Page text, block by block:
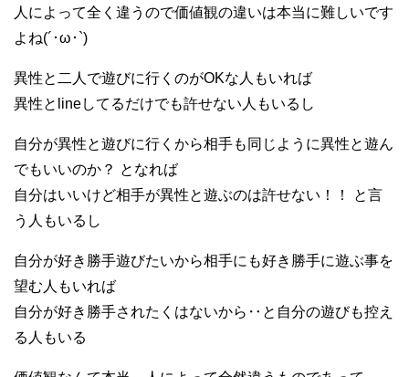
人によって全く違うので価値観の違いは本当に難しいです
よね(´･ω･`)
異性と二人で遊びに行くのがOKな人もいれば
異性とlineしてるだけでも許せない人もいるし
自分が異性と遊びに行くから相手も同じように異性と遊ん
でもいいのか？ となれば
自分はいいけど相手が異性と遊ぶのは許せない！！ と言
う人もいるし
自分が好き勝手遊びたいから相手にも好き勝手に遊ぶ事を
望む人もいれば
自分が好き勝手されたくはないから‥と自分の遊びも控え
る人もいる